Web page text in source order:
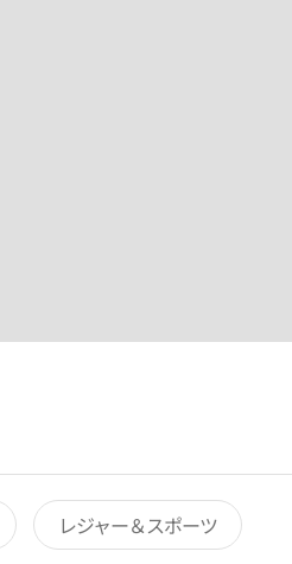
レジャー＆スポーツ